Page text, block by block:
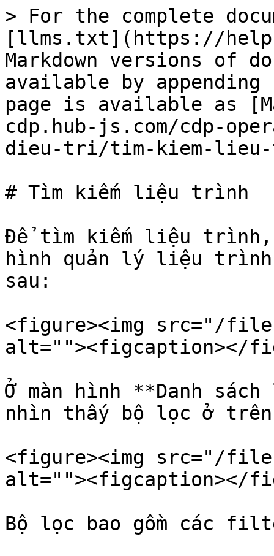
> For the complete
[llms.txt](https://
Markdown versions of
available by
page is available as
cdp.hub-js.com/cdp-
dieu-tri/tim-kiem-
# Tìm kiếm liệu trình
Để tìm kiếm liệu trình,
hình quản lý liệu trình
sau:
<figure><img src="/files/
alt=""><figcaption></
Ở màn hình **Danh
nhìn thấy bộ lọc ở trên
<figure><img src="/
alt=""><figcaption></
Bộ lọc bao gồm các